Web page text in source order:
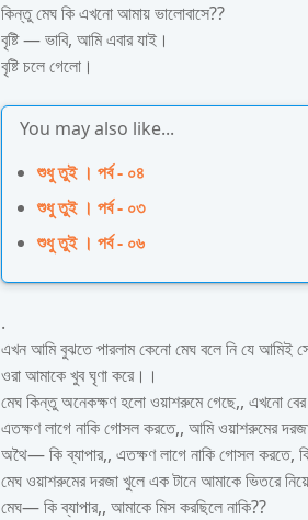
কিন্তু মেঘ কি এখনো আমায় ভালোবাসে??
বৃষ্টি — ভাবি, আমি এবার যাই।
বৃষ্টি চলে গেলো।
You may also like...
শুধু তুই । পর্ব - ০৪
শুধু তুই । পর্ব - ০৩
শুধু তুই । পর্ব - ০৬
.
এখন আমি বুঝতে পারলাম কেনো মেঘ বলে নি যে আমিই
ওরা আমাকে খুব ঘৃণা করে।।
মেঘ কিন্তু অনেকক্ষণ হলো ওয়াশরুমে গেছে,, এখনো বের
এতক্ষণ লাগে নাকি গোসল করতে,, আমি ওয়াশরুমের
অথৈ— কি ব্যাপার,, এতক্ষণ লাগে নাকি গোসল করতে,
মেঘ ওয়াশরুমের দরজা খুলে এক টানে আমাকে ভিতরে
মেঘ— কি ব্যাপার,, আমাকে মিস করছিলে নাকি??